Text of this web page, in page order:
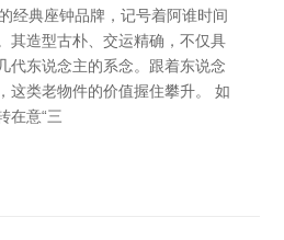
经典座钟品牌，记号着阿谁时间
其造型古朴、交运精确，不仅具
代东说念主的系念。跟着东说念
这类老物件的价值握住攀升。 如
在意“三